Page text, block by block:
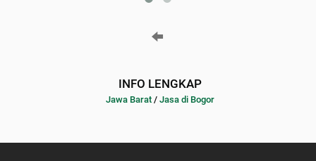
INFO LENGKAP
Jawa Barat / Jasa di Bogor